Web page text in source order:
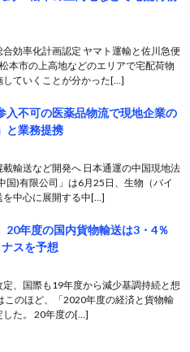
効率化計画認定 ヤマト運輸と佐川急便
本市の上高地などのエリアで宅配荷物
していくことが分かった[…]
入不可の医薬品物流で現地企業の
と業務提携
輸送など開発へ 日本通運の中国現地法
国)有限公司」は6月25日、生物（バイ
を中心に展開する中[…]
20年度の国内貨物輸送は3・4％
スを予想
定、国際も19年度から減少基調持続と想
このほど、「2020年度の経済と貨物輸
した。 20年度の[…]